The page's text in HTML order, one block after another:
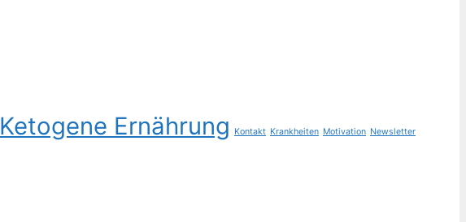
Ketogene Ernährung Kontakt Krankheiten Motivation Newsletter